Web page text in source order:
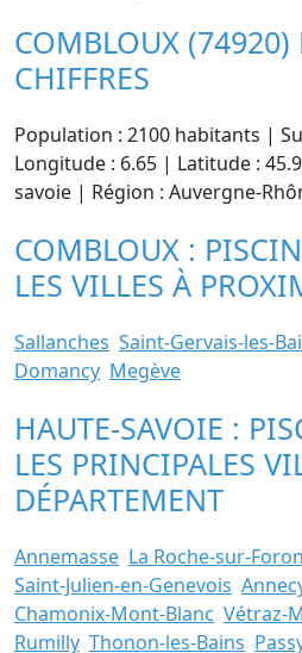
COMBLOUX (74920)
CHIFFRES
Population : 2100 habitants |
Longitude : 6.65 | Latitude :
savoie | Région : Auvergne-
COMBLOUX :
LES VILLES À
Sallanches Saint-Gervais-les-
Domancy Megève
HAUTE-SAVOIE :
LES PRINCIPALES
DÉPARTEMENT
Annemasse La Roche-sur-Foron
Saint-Julien-en-Genevois
Chamonix-Mont-Blanc Vétraz-
Rumilly Thonon-les-Bains